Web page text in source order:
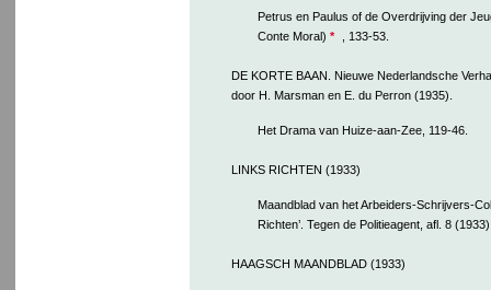
Petrus en Paulus of de Overdrijving der
Conte Moral) * , 133-53.
DE KORTE BAAN. Nieuwe Nederlandsche
door H. Marsman en E. du Perron (1935).
Het Drama van Huize-aan-Zee, 119-46.
LINKS RICHTEN (1933)
Maandblad van het Arbeiders-Schrijvers-
Richten’. Tegen de Politieagent, afl. 8
HAAGSCH MAANDBLAD (1933)